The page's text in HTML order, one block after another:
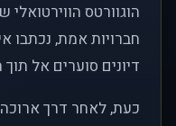
הוגוורטס
חברויות אמת, נכתבו
דיונים סוערים אל תוך
כעת, לאחר דרך